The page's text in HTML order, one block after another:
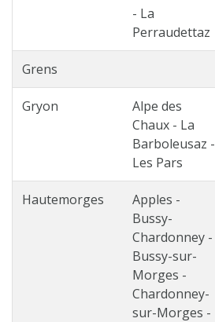
- La
Perraudettaz
Grens
Gryon
Alpe des
Chaux - La
Barboleusaz -
Les Pars
Hautemorges
Apples -
Bussy-
Chardonney -
Bussy-sur-
Morges -
Chardonney-
sur-Morges -